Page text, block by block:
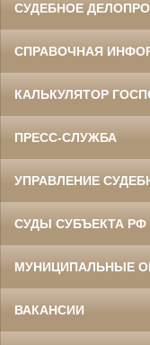
СУДЕБНОЕ
СПРАВОЧНАЯ
КАЛЬКУЛЯТОР
ПРЕСС-СЛУЖБА
УПРАВЛЕНИЕ
СУДЫ СУБЪЕКТА РФ
МУНИЦИПАЛЬНЫЕ
ВАКАНСИИ